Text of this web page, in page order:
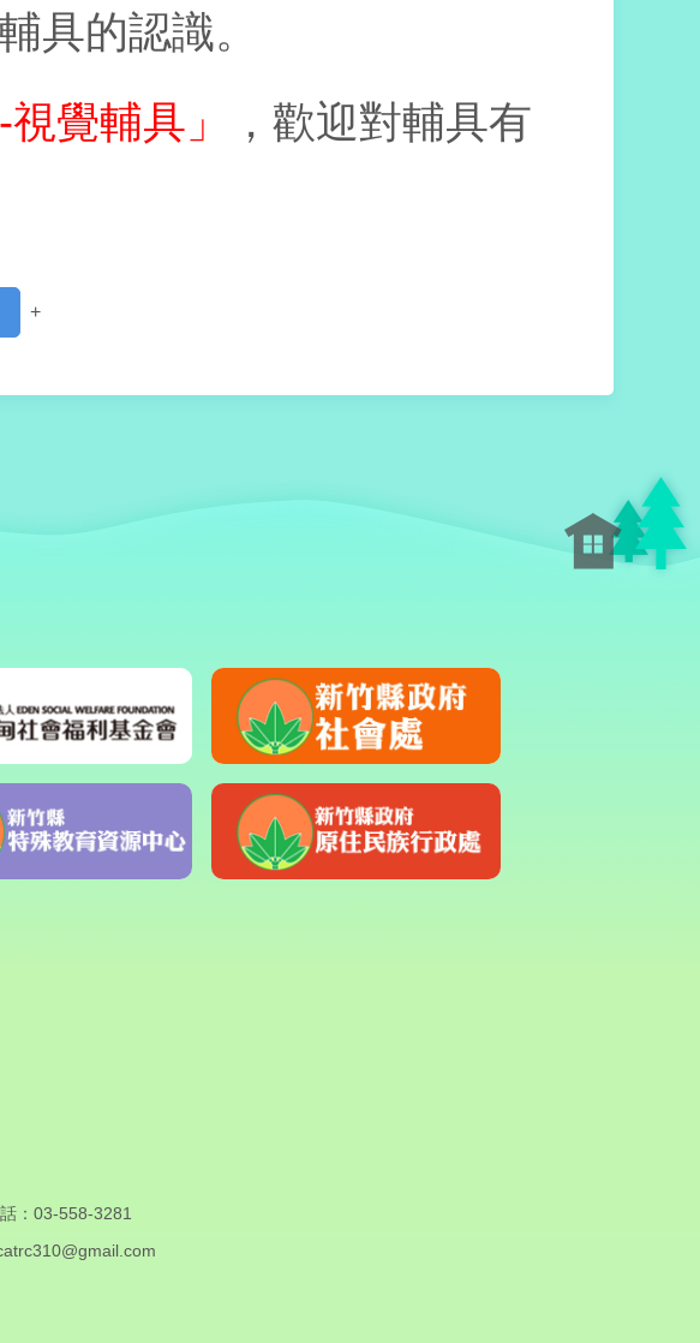
具的認識。
覺輔具」
，歡迎對輔具有
+
：03-558-3281